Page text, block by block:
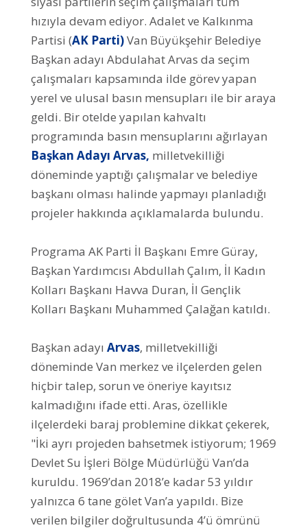
hızıyla devam ediyor. Adalet ve Kalkınma
Partisi (AK Parti)Van Büyükşehir Belediye
Başkan adayı Abdulahat Arvas da seçim
çalışmaları kapsamında ilde görev yapan
yerel ve ulusal basın mensupları ile bir araya
geldi. Bir otelde yapılan kahvaltı
programında basın mensuplarını ağırlayan
Başkan Adayı Arvas, milletvekilliği
döneminde yaptığı çalışmalar ve belediye
başkanı olması halinde yapmayı planladığı
projeler hakkında açıklamalarda bulundu.
Programa AK Parti İl Başkanı Emre Güray,
Başkan Yardımcısı Abdullah Çalım, İl Kadın
Kolları Başkanı Havva Duran, İl Gençlik
Kolları Başkanı Muhammed Çalağan katıldı.
Başkan adayı Arvas, milletvekilliği
döneminde Van merkez ve ilçelerden gelen
hiçbir talep, sorun ve öneriye kayıtsız
kalmadığını ifade etti. Aras, özellikle
ilçelerdeki baraj problemine dikkat çekerek,
"İki ayrı projeden bahsetmek istiyorum; 1969
Devlet Su İşleri Bölge Müdürlüğü Van’da
kuruldu. 1969’dan 2018’e kadar 53 yıldır
yalnızca 6 tane gölet Van’a yapıldı. Bize
verilen bilgiler doğrultusunda 4’ü ömrünü